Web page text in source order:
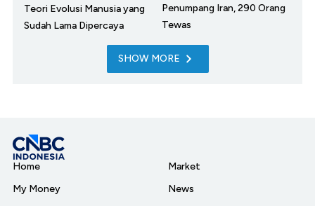
Teori Evolusi Manusia yang
Sudah Lama Dipercaya
Penumpang Iran, 290 Orang
Tewas
SHOW MORE
Home
My Money
Market
News